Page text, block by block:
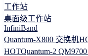
工作站
桌面级工作站
InfiniBand
Quantum-X800 交换机
HOTQuantum-2